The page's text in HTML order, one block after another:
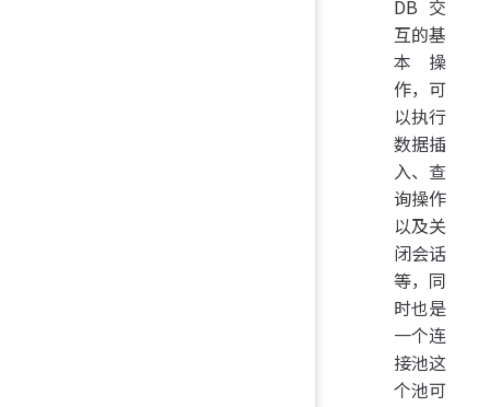
DB交
互的基
本操
作，可
以执行
数据插
入、查
询操作
以及关
闭会话
等，同
时也是
一个连
接池这
个池可